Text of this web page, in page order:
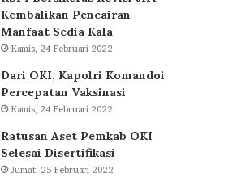
Kembalikan Pencairan
Manfaat Sedia Kala
Kamis, 24 Februari 2022
Dari OKI, Kapolri Komandoi
Percepatan Vaksinasi
Kamis, 24 Februari 2022
Ratusan Aset Pemkab OKI
Selesai Disertifikasi
Jumat, 25 Februari 2022